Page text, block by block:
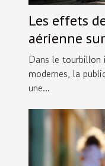
Les effets
aérienne
visuelle
Dans le tourbillon
modernes, la
une...